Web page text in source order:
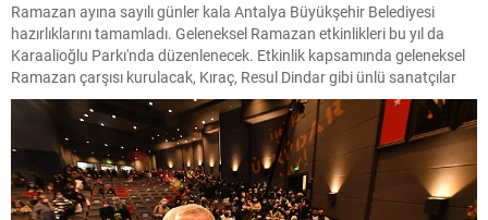
Ramazan ayına sayılı günler kala Antalya Büyükşehir Belediyesi
hazırlıklarını tamamladı. Geleneksel Ramazan etkinlikleri bu yıl da
Karaalioğlu Parkı'nda düzenlenecek. Etkinlik kapsamında geleneksel
Ramazan çarşısı kurulacak, Kıraç, Resul Dindar gibi ünlü sanatçılar
sahneye çıkacak. Ramazan sohbetleri, tasavvuf müziği dinletilerinin
yanında hemşehri geceleri ile dernekler kültürlerini yansıtacak.